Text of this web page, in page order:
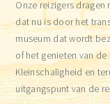
Onze reizigers
dat nu is door het
museum dat wordt
of het genieten van
Kleinschaligheid en
uitgangspunt van de